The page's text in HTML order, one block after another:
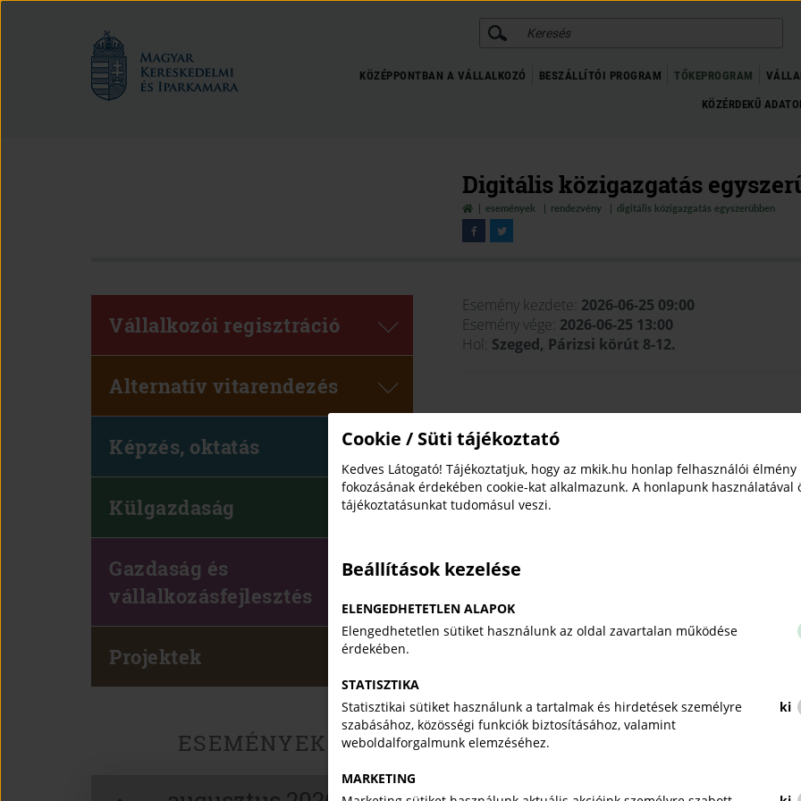
Magyar
Kereskedelmi
és
Iparkamara
KERESÉS
KÖZÉPPONTBAN A VÁLLALKOZÓ BESZÁLLÍTÓI PROGRAM TŐKEPROGRAM
KÖZÉRDEKŰ
Digitális közigazgatás
események rendezvény digitális közigazgatás egyszerűbben
Vállalkozói regisztráció
Alternatív vitarendezés
Képzés, oktatás
Külgazdaság
Gazdaság és
vállalkozásfejlesztés
Projektek
ESEMÉNYEK
Esemény kezdete: 2026-06-25 09:00
Esemény vége: 2026-06-25 13:00
Hol: Szeged, Párizsi körút 8-12.
VEGYEN RÉSZT SZEMÉLYES
EGYSZERŰBBÉ, HATÉKONYABBÁ
ÜGYINTÉZÉSÉT!
A „Digitális közigazgatás egyszerűbben” online
biztosítunk lehetőséget. A tanácsadás kiemelten
cégvezetőknek és adminisztrációval foglalkozó
gyorsabban és tudatosabban használni a
ügyintézési felületeket.
A személyes konzultációk során lehetőség nyílik
közigazgatási felületek használatához
időkerete egy-egy
kamara munkatársa telefonon egyezteti a
A tanácsadást tartja:
, aki több
támogatja a vállalkozókat és magánszemélyeket
A részvétel térítésmentes , azonban előzetes
Cookie / Süti tájékoztató
Kedves Látogató! Tájékoztatjuk, hogy az mkik.hu honlap felhasználói élmény
fokozásának érdekében cookie-kat alkalmazunk. A honlapunk használatával
tájékoztatásunkat tudomásul veszi.
Beállítások kezelése
ELENGEDHETETLEN ALAPOK
Elengedhetetlen sütiket használunk az oldal zavartalan működése
érdekében.
STATISZTIKA
Statisztikai sütiket használunk a tartalmak és hirdetések személyre
szabásához, közösségi funkciók biztosításához, valamint
weboldalforgalmunk elemzéséhez.
ki
MARKETING